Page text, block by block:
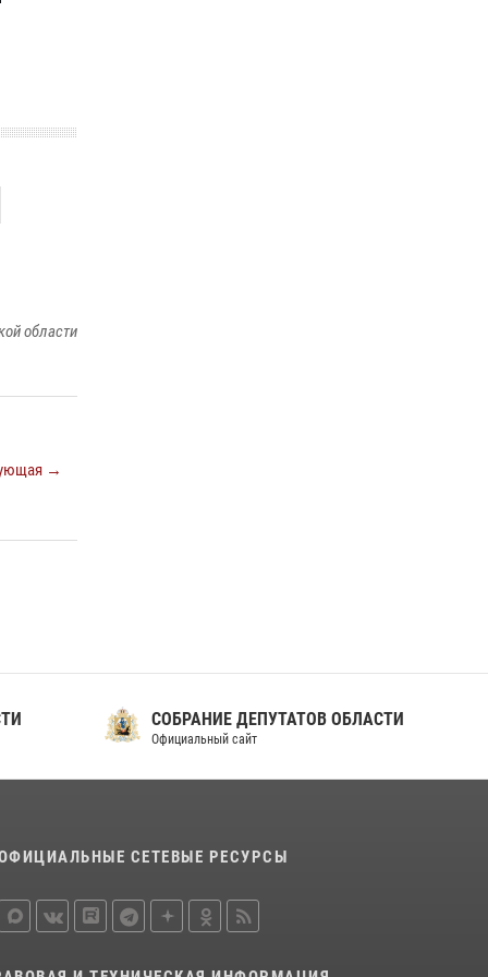
области
→
СОБРАНИЕ ДЕПУТАТОВ ОБЛАСТИ
Официальный сайт
СЕТЕВЫЕ РЕСУРСЫ